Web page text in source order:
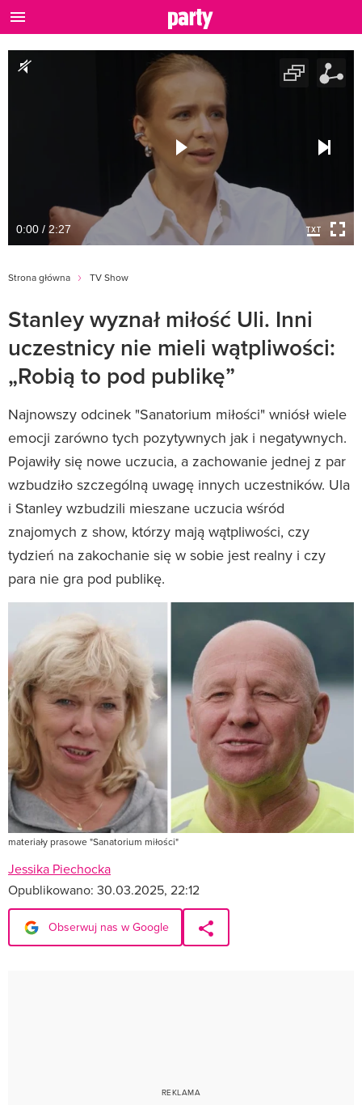
0:00 / 2:27
Strona główna TV Show
Stanley wyznał miłość Uli. Inni
uczestnicy nie mieli wątpliwości:
„Robią to pod publikę”
Najnowszy odcinek "Sanatorium miłości" wniósł wiele
emocji zarówno tych pozytywnych jak i negatywnych.
Pojawiły się nowe uczucia, a zachowanie jednej z par
wzbudziło szczególną uwagę innych uczestników. Ula
i Stanley wzbudzili mieszane uczucia wśród
znajomych z show, którzy mają wątpliwości, czy
tydzień na zakochanie się w sobie jest realny i czy
para nie gra pod publikę.
materiały prasowe "Sanatorium miłości"
Jessika Piechocka
Opublikowano: 30.03.2025, 22:12
Obserwuj nas w Google